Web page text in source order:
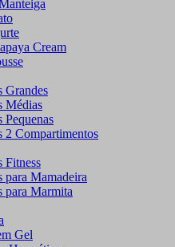
Cream
Grandes
Médias
Pequenas
2 Compartimentos
Fitness
para Mamadeira
para Marmita
Gel